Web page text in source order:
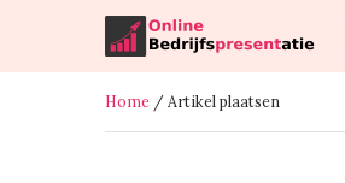
Home / Artikel plaatsen